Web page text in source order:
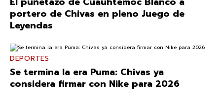
portero de Chivas en pleno Juego de
Leyendas
DEPORTES
Se termina la era Puma: Chivas ya
considera firmar con Nike para 2026